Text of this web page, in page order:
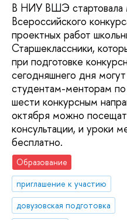
В НИУ ВШЭ стартовала
Всероссийского
проектных работ
Старшеклассники,
при подготовке
сегодняшнего дня
студентам-менторам
шести конкурсным
октября можно
консультации, и уроки
бесплатно.
Образование
приглашение к участию
довузовская подготовка